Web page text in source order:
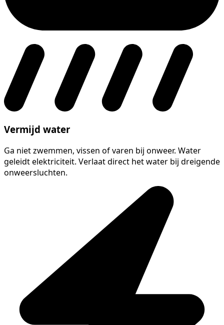
Vermijd water
Ga niet zwemmen, vissen of varen bij onweer. Water
geleidt elektriciteit. Verlaat direct het water bij dreigende
onweersluchten.